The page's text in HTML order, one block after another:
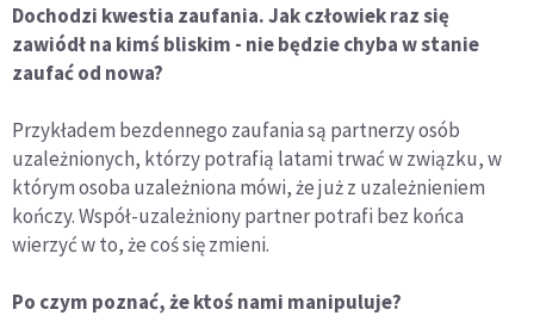
Dochodzi kwestia zaufania. Jak człowiek raz się
zawiódł na kimś bliskim - nie będzie chyba w stanie
zaufać od nowa?
Przykładem bezdennego zaufania są partnerzy osób
uzależnionych, którzy potrafią latami trwać w związku, w
którym osoba uzależniona mówi, że już z uzależnieniem
kończy. Współ-uzależniony partner potrafi bez końca
wierzyć w to, że coś się zmieni.
Po czym poznać, że ktoś nami manipuluje?